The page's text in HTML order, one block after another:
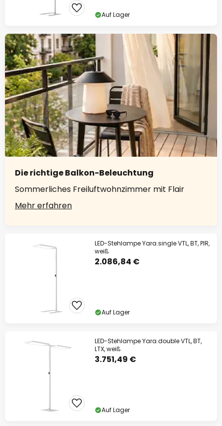
Auf Lager
Die richtige Balkon-Beleuchtung
Sommerliches Freiluftwohnzimmer mit Flair
Mehr erfahren
LED-Stehlampe Yara.single VTL, BT, PIR,
weiß
2.086,84 €
Auf Lager
LED-Stehlampe Yara.double VTL, BT,
LTX, weiß
3.751,49 €
Auf Lager